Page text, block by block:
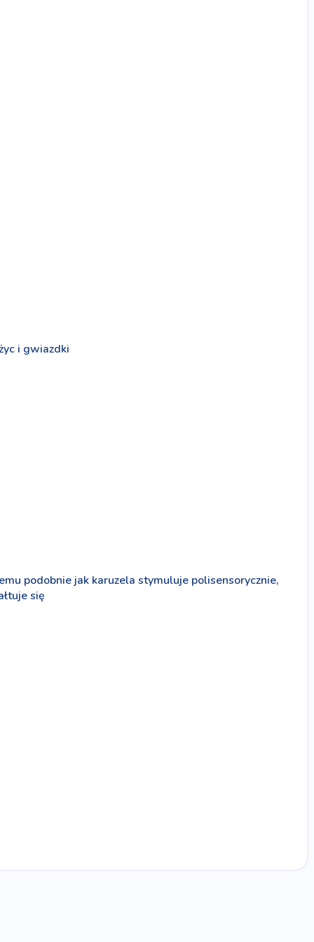
i gwiazdki
podobnie jak karuzela stymuluje polisensorycznie,
się